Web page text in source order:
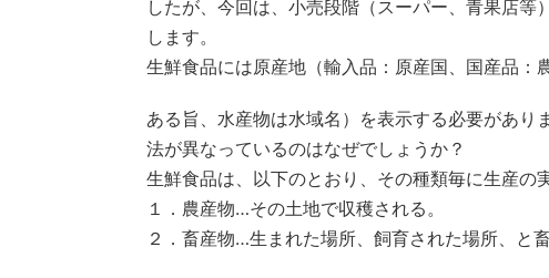
したが、今回は、小売段階（スーパー、青果店等
します。
生鮮食品には原産地（輸入品：原産国、国産品：
ある旨、水産物は水域名）を表示する必要があり
法が異なっているのはなぜでしょうか？
生鮮食品は、以下のとおり、その種類毎に生産の
１．農産物…その土地で収穫される。
２．畜産物…生まれた場所、飼育された場所、と